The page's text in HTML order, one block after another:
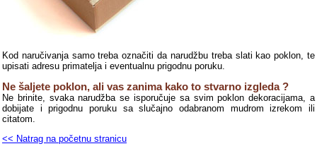
Kod naručivanja samo treba označiti da narudžbu treba slati kao poklon, te
upisati adresu primatelja i eventualnu prigodnu poruku.
Ne šaljete poklon, ali vas zanima kako to stvarno izgleda ?
Ne brinite, svaka narudžba se isporučuje sa svim poklon dekoracijama, a
dobijate i prigodnu poruku sa slučajno odabranom mudrom izrekom ili
citatom.
<< Natrag na početnu stranicu